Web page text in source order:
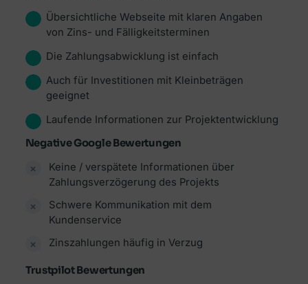
Übersichtliche Webseite mit klaren Angaben
von Zins- und Fälligkeitsterminen
Die Zahlungsabwicklung ist einfach
Auch für Investitionen mit Kleinbeträgen
geeignet
Laufende Informationen zur Projektentwicklung
Negative Google Bewertungen
Keine / verspätete Informationen über
Zahlungsverzögerung des Projekts
Schwere Kommunikation mit dem
Kundenservice
Zinszahlungen häufig in Verzug
Trustpilot Bewertungen